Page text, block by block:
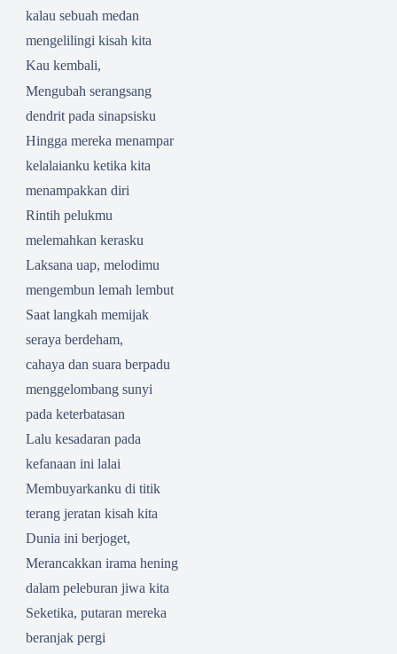
kalau sebuah medan
mengelilingi kisah kita
Kau kembali,
Mengubah serangsang
dendrit pada sinapsisku
Hingga mereka menampar
kelalaianku ketika kita
menampakkan diri
Rintih pelukmu
melemahkan kerasku
Laksana uap, melodimu
mengembun lemah lembut
Saat langkah memijak
seraya berdeham,
cahaya dan suara berpadu
menggelombang sunyi
pada keterbatasan
Lalu kesadaran pada
kefanaan ini lalai
Membuyarkanku di titik
terang jeratan kisah kita
Dunia ini berjoget,
Merancakkan irama hening
dalam peleburan jiwa kita
Seketika, putaran mereka
beranjak pergi